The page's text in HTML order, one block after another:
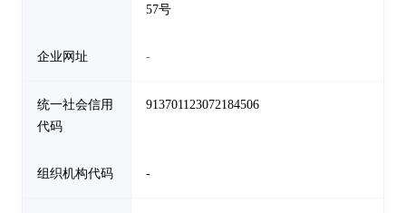
57号
企业网址 -
统一社会信用
代码
913701123072184506
组织机构代码 -